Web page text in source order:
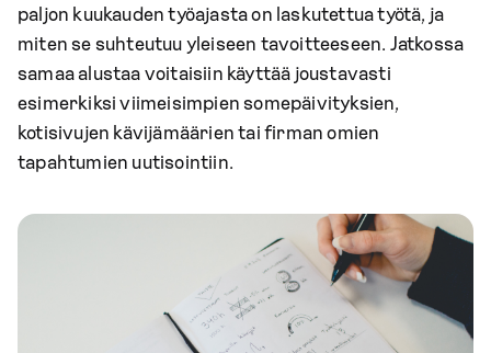
paljon kuukauden työajasta on laskutettua työtä, ja
miten se suhteutuu yleiseen tavoitteeseen. Jatkossa
samaa alustaa voitaisiin käyttää joustavasti
esimerkiksi viimeisimpien somepäivityksien,
kotisivujen kävijämäärien tai firman omien
tapahtumien uutisointiin.